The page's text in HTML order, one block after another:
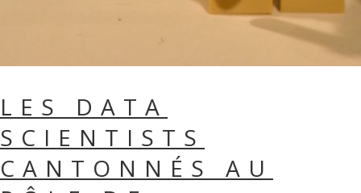
LES DATA
SCIENTISTS
CANTONNÉS AU